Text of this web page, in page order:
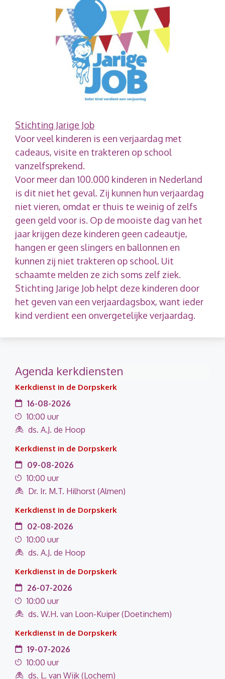
Stichting Jarige Job
Voor veel kinderen is een verjaardag met
cadeaus, visite en trakteren op school
vanzelfsprekend.
Voor meer dan 100.000 kinderen in Nederland
is dit niet het geval. Zij kunnen hun verjaardag
niet vieren, omdat er thuis te weinig of zelfs
geen geld voor is. Op de mooiste dag van het
jaar krijgen deze kinderen geen cadeautje,
hangen er geen slingers en ballonnen en
kunnen zij niet trakteren op school. Uit
schaamte melden ze zich soms zelf ziek.
Stichting Jarige Job helpt deze kinderen door
het geven van een verjaardagsbox, want ieder
kind verdient een onvergetelijke verjaardag.
Agenda kerkdiensten
Kerkdienst in de Dorpskerk
16-08-2026
10:00 uur
ds. A.J. de Hoop
Kerkdienst in de Dorpskerk
09-08-2026
10:00 uur
Dr. Ir. M.T. Hilhorst (Almen)
Kerkdienst in de Dorpskerk
02-08-2026
10:00 uur
ds. A.J. de Hoop
Kerkdienst in de Dorpskerk
26-07-2026
10:00 uur
ds. W.H. van Loon-Kuiper (Doetinchem)
Kerkdienst in de Dorpskerk
19-07-2026
10:00 uur
ds. L. van Wijk (Lochem)